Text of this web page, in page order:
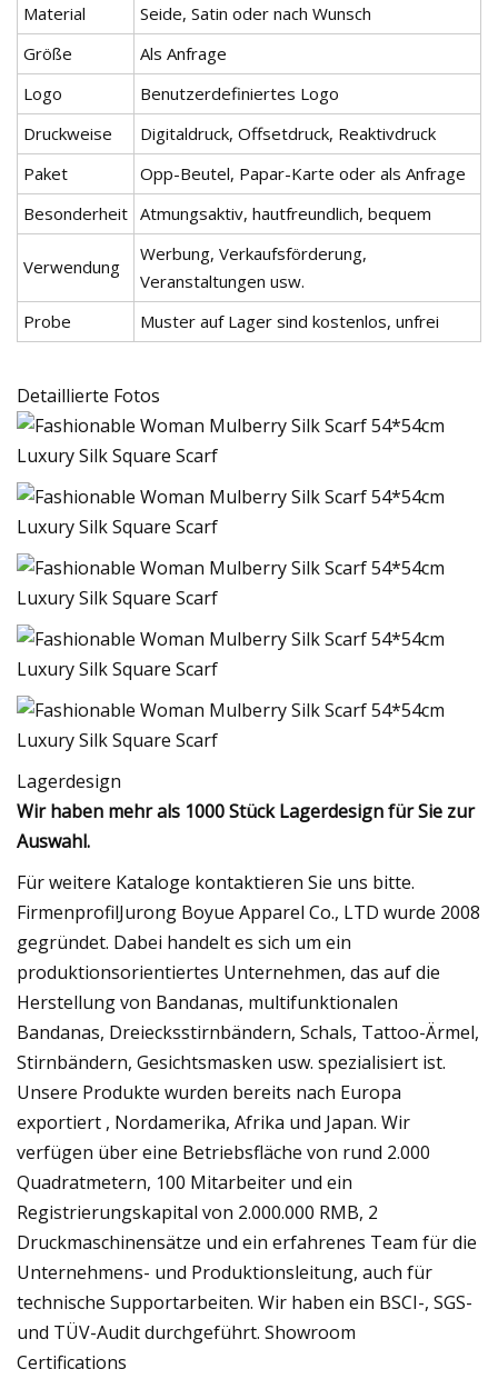
Material
Seide, Satin oder nach Wunsch
Größe
Als Anfrage
Logo
Benutzerdefiniertes Logo
Druckweise
Digitaldruck, Offsetdruck, Reaktivdruck
Paket
Opp-Beutel, Papar-Karte oder als Anfrage
Besonderheit Atmungsaktiv, hautfreundlich, bequem
Verwendung
Werbung, Verkaufsförderung,
Veranstaltungen usw.
Probe
Muster auf Lager sind kostenlos, unfrei
Detaillierte Fotos
Lagerdesign
Wir haben mehr als 1000 Stück Lagerdesign für Sie zur
Auswahl.
Für weitere Kataloge kontaktieren Sie uns bitte.
FirmenprofilJurong Boyue Apparel Co., LTD wurde 2008
gegründet. Dabei handelt es sich um ein
produktionsorientiertes Unternehmen, das auf die
Herstellung von Bandanas, multifunktionalen
Bandanas, Dreiecksstirnbändern, Schals, Tattoo-Ärmel,
Stirnbändern, Gesichtsmasken usw. spezialisiert ist.
Unsere Produkte wurden bereits nach Europa
exportiert , Nordamerika, Afrika und Japan. Wir
verfügen über eine Betriebsfläche von rund 2.000
Quadratmetern, 100 Mitarbeiter und ein
Registrierungskapital von 2.000.000 RMB, 2
Druckmaschinensätze und ein erfahrenes Team für die
Unternehmens- und Produktionsleitung, auch für
technische Supportarbeiten. Wir haben ein BSCI-, SGS-
und TÜV-Audit durchgeführt. Showroom
Certifications